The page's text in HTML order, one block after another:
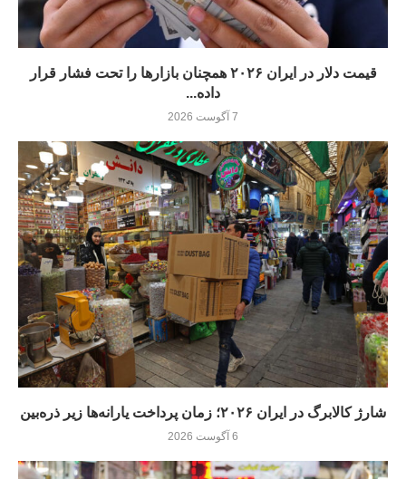
قیمت دلار در ایران ۲۰۲۶ همچنان بازارها را تحت فشار قرار
داده...
7 آگوست 2026
شارژ کالابرگ در ایران ۲۰۲۶؛ زمان پرداخت یارانه‌ها زیر ذره‌بین
6 آگوست 2026